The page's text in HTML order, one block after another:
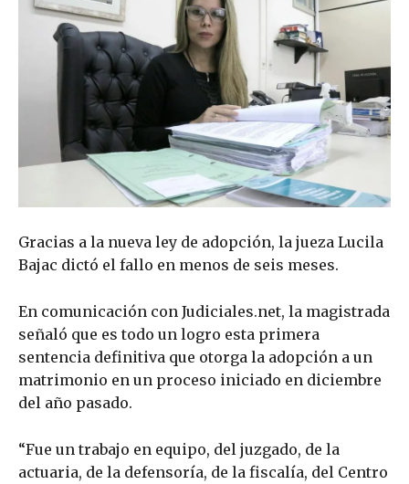
Gracias a la nueva ley de adopción, la jueza Lucila
Bajac dictó el fallo en menos de seis meses.
En comunicación con Judiciales.net, la magistrada
señaló que es todo un logro esta primera
sentencia definitiva que otorga la adopción a un
matrimonio en un proceso iniciado en diciembre
del año pasado.
“Fue un trabajo en equipo, del juzgado, de la
actuaria, de la defensoría, de la fiscalía, del Centro